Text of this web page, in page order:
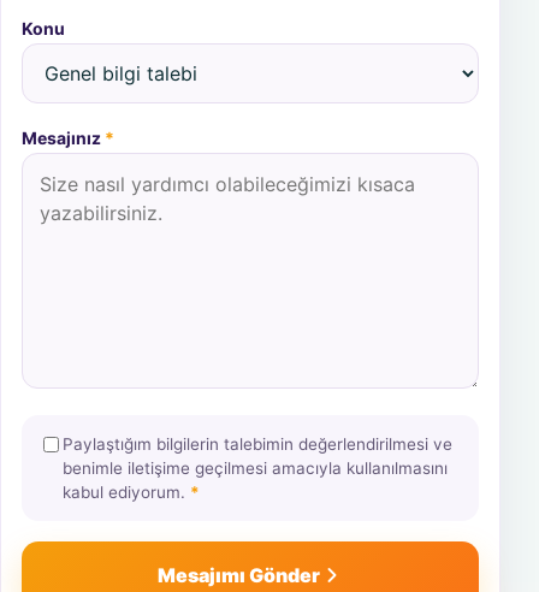
Konu
Mesajınız *
Paylaştığım bilgilerin talebimin değerlendirilmesi ve
benimle iletişime geçilmesi amacıyla kullanılmasını
kabul ediyorum. *
Mesajımı Gönder